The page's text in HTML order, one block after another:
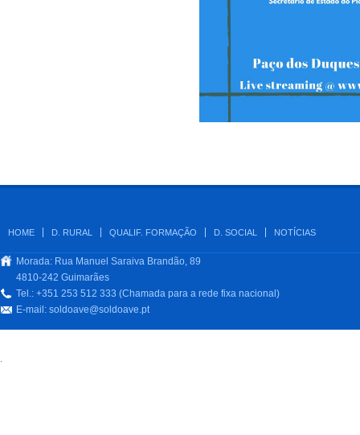
HOME D. RURAL QUALIF. FORMAÇÃO D. SOCIAL NOTÍCIAS
Morada: Rua Manuel Saraiva Brandão, 89
4810-242 Guimarães
Tel.: +351 253 512 333 (Chamada para a rede fixa nacional)
E-mail: soldoave@soldoave.pt